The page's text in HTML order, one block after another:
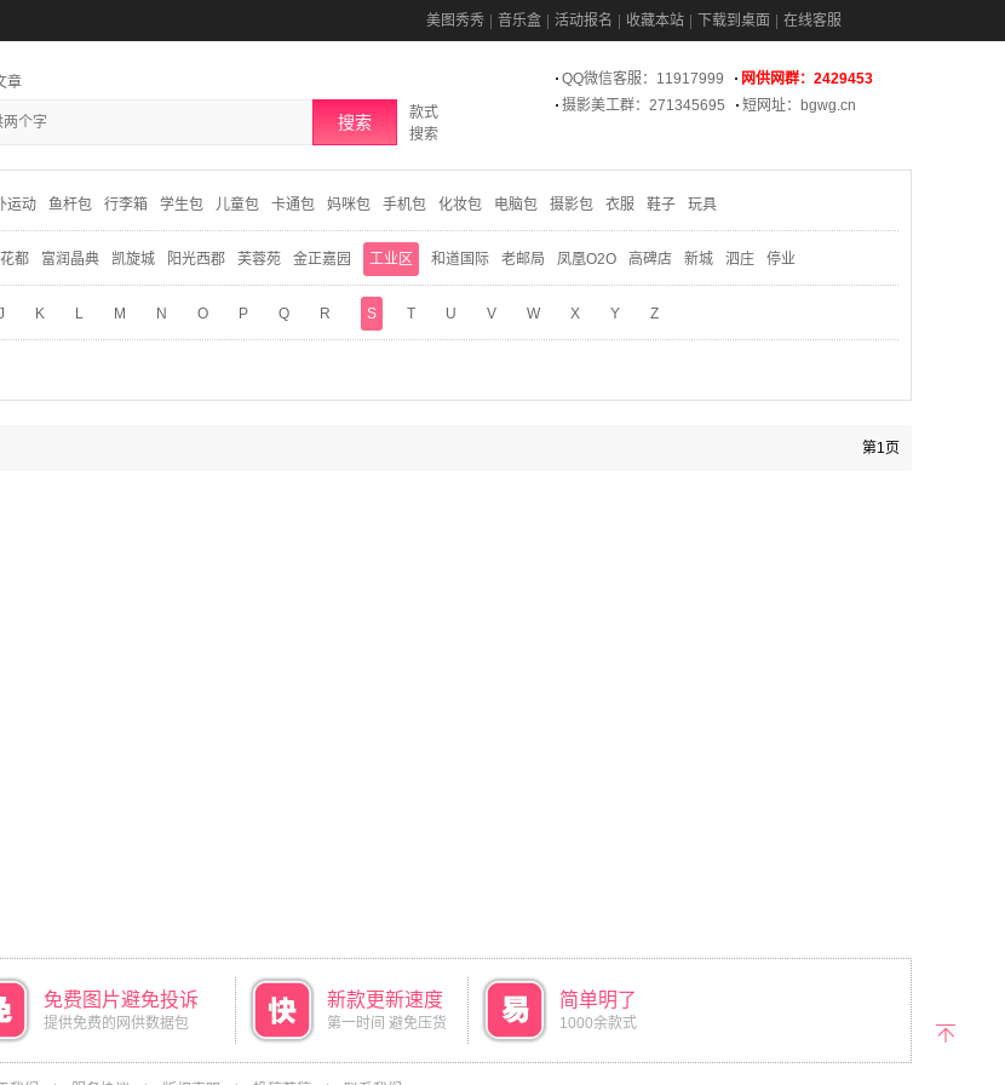
美图秀秀 音乐盒 活动报名 收藏本站 下载到桌面 在线客服
章
搜索
款式
搜索
QQ微信客服：11917999
网供网群：2429453
摄影美工群：271345695
短网址：bgwg.cn
运动 鱼杆包 行李箱 学生包 儿童包 卡通包 妈咪包 手机包 化妆包 电脑包 摄影包 衣服 鞋子 玩具
都 富润晶典 凯旋城 阳光西郡 芙蓉苑 金正嘉园 工业区 和道国际 老邮局 凤凰O2O 高碑店 新城 泗庄 停业
K L M N O P Q R S T U V W X Y Z
第1页
免费图片避免投诉
提供免费的网供数据包
新款更新速度
第一时间 避免压货
简单明了
1000余款式